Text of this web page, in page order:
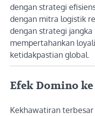
dengan strategi
dengan mitra logistik
dengan strategi jangka
mempertahankan
ketidakpastian global.
Efek Domino
Kekhawatiran